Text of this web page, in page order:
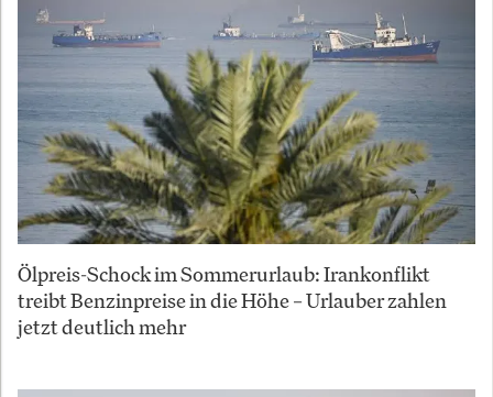
Ölpreis-Schock im Sommerurlaub: Irankonflikt
treibt Benzinpreise in die Höhe – Urlauber zahlen
jetzt deutlich mehr